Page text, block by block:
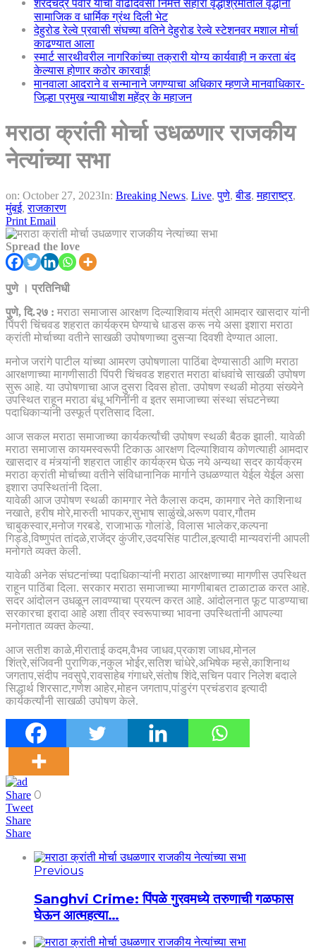
शरदचंद्र पवार यांचा वाढदिवसा निमत्त सहारा वृद्धाश्रमातील वृद्धांना
सामाजिक व धार्मिक ग्रंथ दिली भेट
देहुरोड रेल्वे प्रवासी संघच्या वतिने देहुरोड रेल्वे स्टेशनवर मशाल मोर्चा
काढण्यात आला
स्मार्ट सारथीवरील नागरिकांच्या तक्रारी योग्य कार्यवाही न करता बंद
केल्यास होणार कठोर कारवाई!
मानवाला आदराने व सन्मानाने जगण्याचा अधिकार म्हणजे मानवाधिकार-
जिल्हा प्रमुख न्यायाधीश महेंद्र के महाजन
मराठा क्रांती मोर्चा उधळणार राजकीय
नेत्यांच्या सभा
on: October 27, 2023In: Breaking News, Live,पुणे,बीड,महाराष्ट्र,
मुंबई,राजकारण
Print Email
Spread the love
पुणे । प्रतिनिधी
पुणे, दि.२७ : मराठा समाजास आरक्षण दिल्याशिवाय मंत्री आमदार खासदार यांनी
पिंपरी चिंचवड शहरात कार्यक्रम घेण्याचे धाडस करू नये असा इशारा मराठा
क्रांती मोर्चाच्या वतीने साखळी उपोषणाच्या दुसऱ्या दिवशी देण्यात आला.
मनोज जरांगे पाटील यांच्या आमरण उपोषणाला पाठिंबा देण्यासाठी आणि मराठा
आरक्षणाच्या मागणीसाठी पिंपरी चिंचवड शहरात मराठा बांधवांचे साखळी उपोषण
सुरू आहे. या उपोषणाचा आज दुसरा दिवस होता. उपोषण स्थळी मोठ्या संख्येने
उपस्थित राहून मराठा बंधू भगिनींनी व इतर समाजाच्या संस्था संघटनेच्या
पदाधिकाऱ्यांनी उस्फूर्त प्रतिसाद दिला.
आज सकल मराठा समाजाच्या कार्यकर्त्यांची उपोषण स्थळी बैठक झाली. यावेळी
मराठा समाजास कायमस्वरूपी टिकाऊ आरक्षण दिल्याशिवाय कोणत्याही आमदार
खासदार व मंत्र्यांनी शहरात जाहीर कार्यक्रम घेऊ नये अन्यथा सदर कार्यक्रम
मराठा क्रांती मोर्चाच्या वतीने संविधानानिक मार्गाने उधळण्यात येईल येईल असा
इशारा उपस्थितांनी दिला.
यावेळी आज उपोषण स्थळी कामगार नेते कैलास कदम, कामगार नेते काशिनाथ
नखाते, हरीष मोरे,मारुती भापकर,सुभाष साळुंखे,अरूण पवार,गौतम
चाबुकस्वार,मनोज गरबडे, राजाभाऊ गोलांडे, विलास भालेकर,कल्पना
गिड्डे,विष्णुपंत तांदळे,राजेंद्र कुंजीर,उदयसिंह पाटील,इत्यादी मान्यवरांनी आपली
मनोगते व्यक्त केली.
यावेळी अनेक संघटनांच्या पदाधिकाऱ्यांनी मराठा आरक्षणाच्या मागणीस उपस्थित
राहून पाठिंबा दिला. सरकार मराठा समाजाच्या मागणीबाबत टाळाटाळ करत आहे.
सदर आंदोलन उधळून लावण्याचा प्रयत्न करत आहे. आंदोलनात फूट पाडण्याचा
सरकारचा इरादा आहे अशा तीव्र स्वरूपाच्या भावना उपस्थितांनी आपल्या
मनोगतात व्यक्त केल्या.
आज सतीश काळे,मीराताई कदम,वैभव जाधव,प्रकाश जाधव,मोनल
शिंत्रे,संजिवनी पुराणिक,नकुल भोईर,सतिश चांधेरे,अभिषेक म्हसे,काशिनाथ
जगताप,संदीप नवसुपे,रावसाहेब गंगाधरे,संतोष शिंदे,सचिन पवार निलेश बदाले
सिद्धार्थ शिरसाट,गणेश आहेर,मोहन जगताप,पांडुरंग प्रचंडराव इत्यादी
कार्यकर्त्यांनी साखळी उपोषण केले.
Share 0
Tweet
Share
Share
Previous
Sanghvi Crime: पिंपळे गुरवमध्ये तरुणाची गळफास
घेऊन आत्महत्या…